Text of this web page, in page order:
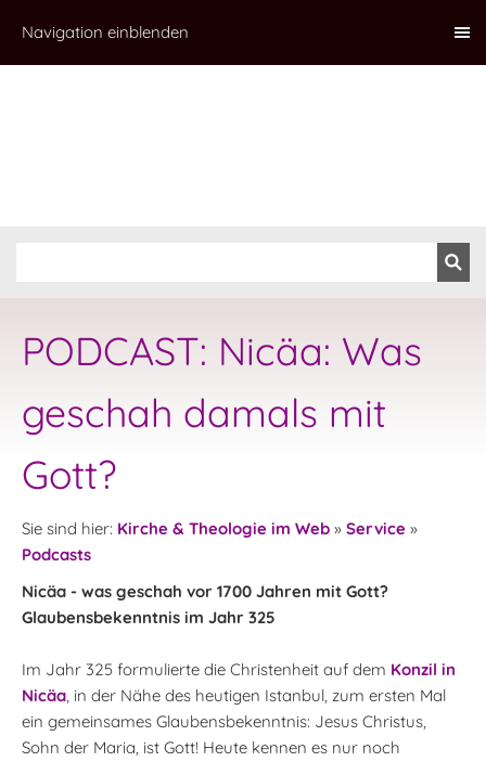
Navigation einblenden
PODCAST: Nicäa: Was
geschah damals mit
Gott?
Sie sind hier: Kirche & Theologie im Web » Service »
Podcasts
Nicäa - was geschah vor 1700 Jahren mit Gott?
Glaubensbekenntnis im Jahr 325
Im Jahr 325 formulierte die Christenheit auf dem Konzil in
Nicäa, in der Nähe des heutigen Istanbul, zum ersten Mal
ein gemeinsames Glaubensbekenntnis: Jesus Christus,
Sohn der Maria, ist Gott! Heute kennen es nur noch